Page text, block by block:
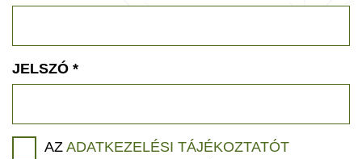
JELSZÓ *
AZ ADATKEZELÉSI TÁJÉKOZTATÓT